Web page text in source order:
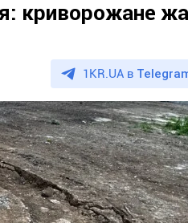
криворожане
1KR.UA в